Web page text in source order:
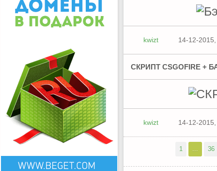
kwizt 14-12-
СКРИПТ CSGOFIRE +
kwizt 14-12-
1 ... 36